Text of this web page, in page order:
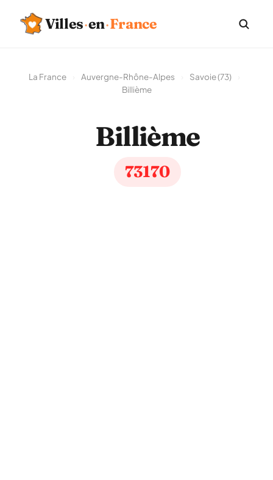
Villes·en·France
La France Auvergne-Rhône-Alpes Savoie (73)
Billième
Billième
73170